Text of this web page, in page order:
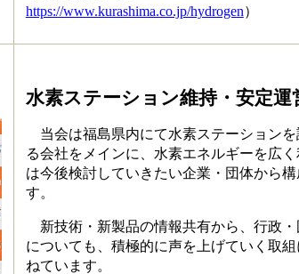
https://www.kurashima.co.jp/hydrogen）
水素ステーション維持・安定運
当会は福島県内にて水素ステーションを
る会社をメインに、水素エネルギーを広
は今後検討していきたい企業・団体から構
す。
新技術・新製品の情報共有から、行政
についても、積極的に声を上げていく取
ねています。